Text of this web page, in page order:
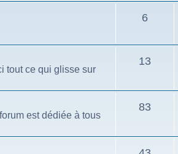
6
tout ce qui glisse sur
13
est dédiée à tous
83